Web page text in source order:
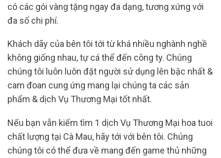
có các gói vàng tặng ngay đa dạng, tương xứng với
đa số chi phí.
Khách dãy của bên tôi tới từ khá nhiều nghành nghề
không giống nhau, tự cá thể đến công ty. Chúng
chúng tôi luôn luôn đặt người sử dụng lên bậc nhất &
cam đoan cung ứng mang lại chúng ta các sản
phẩm & dịch Vụ Thương Mại tốt nhất.
Nếu bạn vẫn kiếm tìm 1 dịch Vụ Thương Mại hoa tuoi
chất lượng tại Cà Mau, hãy tới với bên tôi. Chúng
chúng tôi có thể đưa về mang đến game thủ những